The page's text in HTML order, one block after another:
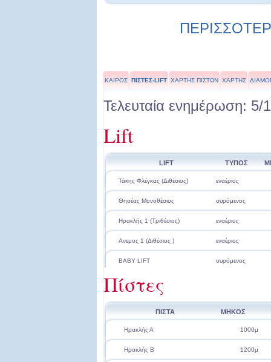
ΚΑΙΡΟΣ ΠΙΣΤΕΣ-LIFT ΧΑΡΤΗΣ ΠΙΣΤΩΝ ΧΑΡΤΗΣ
Τελευταία ενημέρωση:
Lift
LIFT ΤΥΠΟΣ
Τάκης Φλέγκας (Διθέσιος) εναέριος
Θησέας Μονοθέσιος συρόμενος
Ηρακλής 1 (Τριθέσιος) εναέριος
Ανεμος 1 (Διθέσιος ) εναέριος
BABY LIFT συρόμενος
Πίστες
ΠΙΣΤΑ ΜΗΚΟΣ
Ηρακλής Α 1000μ
Ηρακλής Β 1200μ